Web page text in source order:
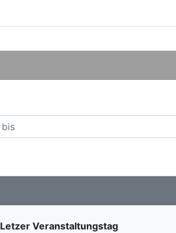
Letzer Veranstaltungstag